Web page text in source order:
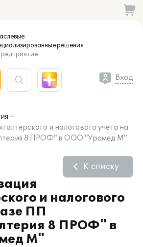
решения
Вход
и налогового учета на
8 ПРОФ" в ООО "Уромед М"
и налогового
ПП
8 ПРОФ" в
М"
К списку